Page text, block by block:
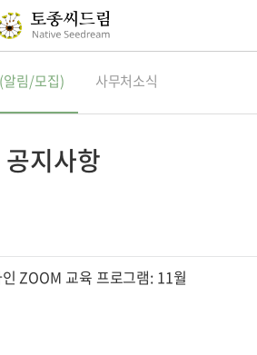
알림/모집) 사무처소식
공지사항
ZOOM 교육 프로그램: 11월